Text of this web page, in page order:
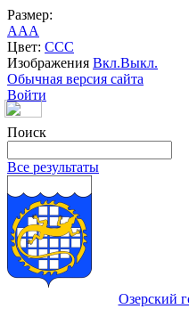
Размер:
AAA
Цвет: CCC
Изображения Вкл.Выкл.
Обычная версия сайта
Войти
Поиск
Все результаты
Озерский